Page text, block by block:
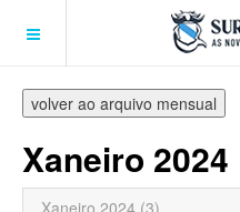
volver ao arquivo mensual
Xaneiro 2024